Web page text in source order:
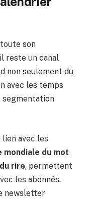
son
reste un canal
non seulement du
avec les temps
segmentation
lien avec les
mondiale du mot
rire, permettent
les abonnés.
newsletter